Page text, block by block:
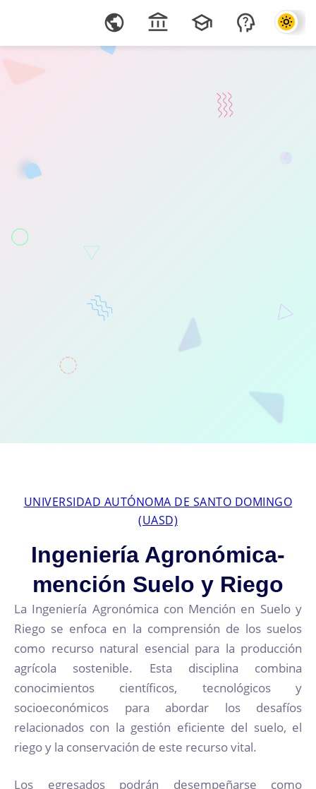
UNIVERSIDAD AUTÓNOMA DE SANTO DOMINGO
(UASD)
Ingeniería Agronómica-
mención Suelo y Riego
La Ingeniería Agronómica con Mención en Suelo y
Riego se enfoca en la comprensión de los suelos
como recurso natural esencial para la producción
agrícola sostenible. Esta disciplina combina
conocimientos científicos, tecnológicos y
socioeconómicos para abordar los desafíos
relacionados con la gestión eficiente del suelo, el
riego y la conservación de este recurso vital.
Los egresados podrán desempeñarse como